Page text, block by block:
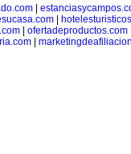
ofertadeproductos.com